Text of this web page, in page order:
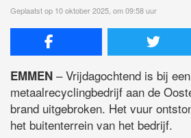
Geplaatst op 10 oktober 2025, om 09:58 uur
EMMEN – Vrijdagochtend is bij een
metaalrecyclingbedrijf aan de
brand uitgebroken. Het vuur
het buitenterrein van het bedrijf.